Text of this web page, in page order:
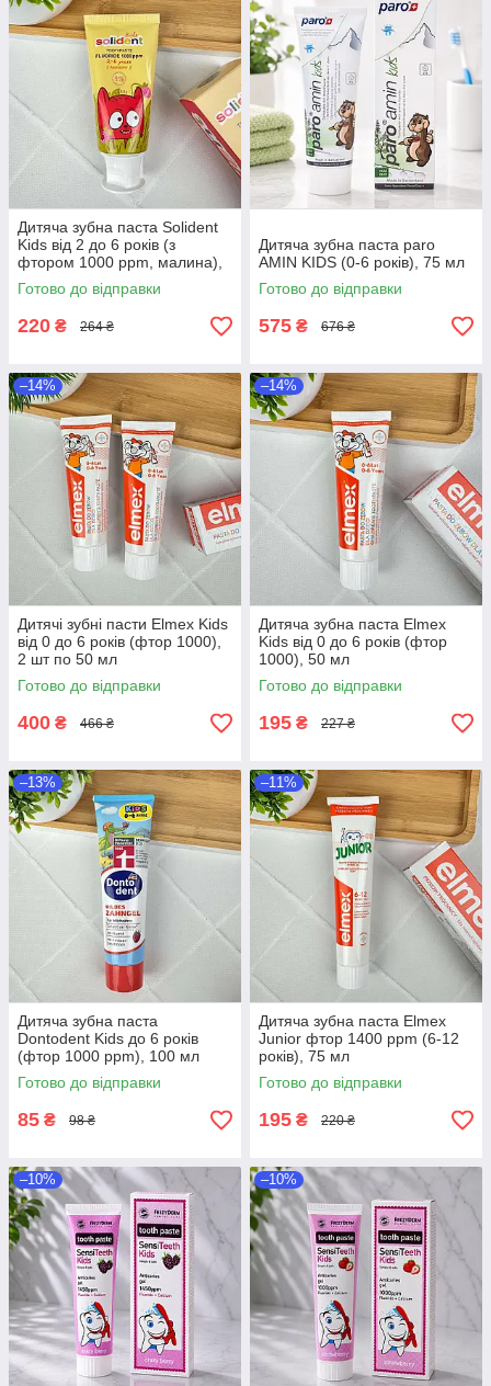
Дитяча зубна паста Solident
Kids від 2 до 6 років (з
фтором 1000 ppm, малина),
50 мл
Готово до відправки
220 ₴ 264 ₴
Дитяча зубна паста paro
AMIN KIDS (0-6 років), 75 мл
Готово до відправки
575 ₴ 676 ₴
–14%
Дитячі зубні пасти Elmex Kids
від 0 до 6 років (фтор 1000),
2 шт по 50 мл
Готово до відправки
400 ₴ 466 ₴
–14%
Дитяча зубна паста Elmex
Kids від 0 до 6 років (фтор
1000), 50 мл
Готово до відправки
195 ₴ 227 ₴
–13%
Дитяча зубна паста
Dontodent Kids до 6 років
(фтор 1000 ppm), 100 мл
Готово до відправки
85 ₴ 98 ₴
–11%
Дитяча зубна паста Elmex
Junior фтор 1400 ppm (6-12
років), 75 мл
Готово до відправки
195 ₴ 220 ₴
–10% –10%